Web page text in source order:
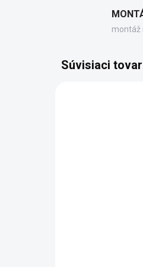
montáž
Súvisiaci tovar